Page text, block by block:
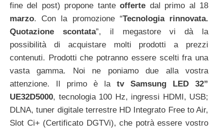
fine del post) propone tanteofferte dal primo al 18
marzo. Con la promozione “Tecnologia rinnovata.
Quotazione scontata”, il megastore vi dà la
possibilità di acquistare molti prodotti a prezzi
contenuti. Prodotti che potranno essere scelti fra una
vasta gamma. Noi ne poniamo due alla vostra
attenzione. Il primo è la tv Samsung LED 32”
UE32D5000, tecnologia 100 Hz, ingressi HDMI, USB;
DLNA, tuner digitale terrestre HD Integrato Free to Air,
Slot Ci+ (Certificato DGTVi), che potrà essere vostro